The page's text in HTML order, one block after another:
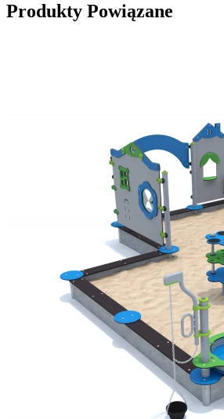
Produkty Powiązane